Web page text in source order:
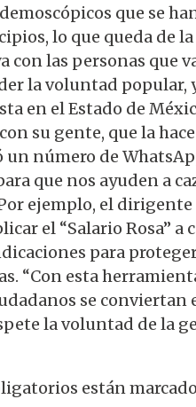
que se
lo que queda de
las personas que
la voluntad popular,
en el Estado de
su gente, que la
número de
que nos ayuden a
ejemplo, el
el “Salario Rosa” a
para
“Con esta
se conviertan
la voluntad de la
están